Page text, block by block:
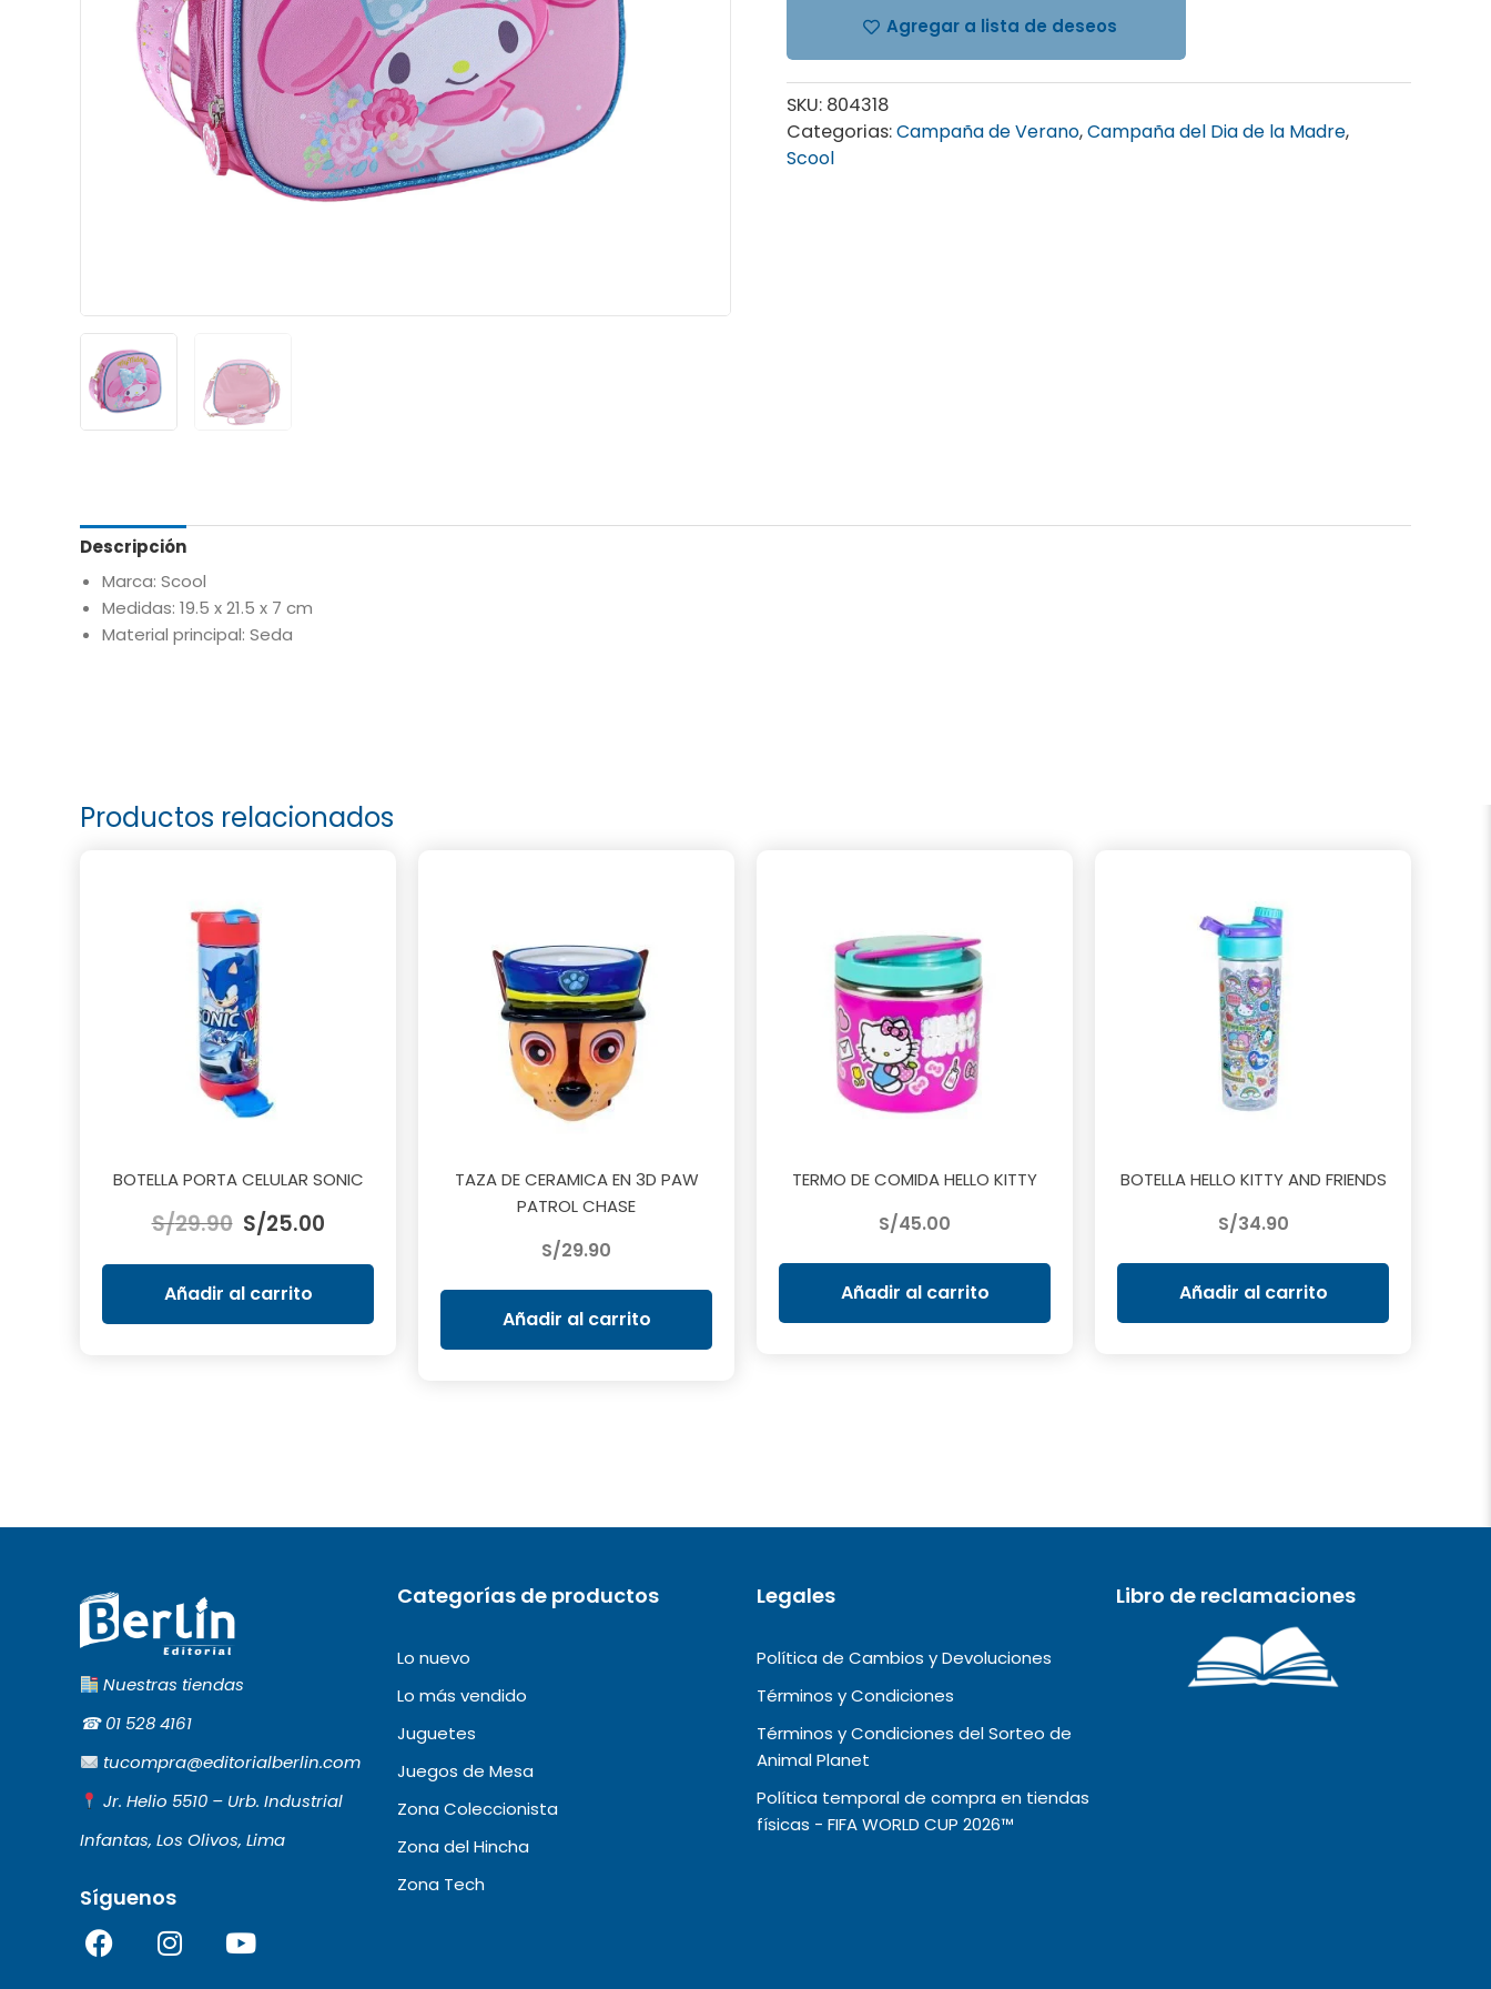
Agregar a lista de deseos
SKU: 804318
Categorias:Campaña de Verano,Campaña del Dia de la Madre,
Scool
Descripción
Marca: Scool
Medidas: 19.5 x 21.5 x 7 cm
Material principal: Seda
Productos relacionados
BOTELLA PORTA CELULAR SONIC
S/29.90 precio
original
era:
S/25.00precio
actual
S/25.00.
Añadir al carrito
TAZA DE CERAMICA EN 3D PAW
PATROL CHASE
S/29.90
Añadir al carrito
TERMO DE COMIDA HELLO KITTY
S/45.00
Añadir al carrito
BOTELLA HELLO KITTY AND FRIENDS
S/34.90
Añadir al carrito
Nuestras tiendas
☎︎01 528 4161
tucompra@editorialberlin.com
Jr. Helio 5510 – Urb. Industrial
Infantas, Los Olivos, Lima
Síguenos
F
a
I
n
Y
o
Categorías de productos
Lo nuevo
Lo más vendido
Juguetes
Juegos de Mesa
Zona Coleccionista
Zona del Hincha
Zona Tech
Legales
Política de Cambios y Devoluciones
Términos y Condiciones
Términos y Condiciones del Sorteo de
Animal Planet
Política temporal de compra en tiendas
físicas - FIFA WORLD CUP 2026™️
Libro de reclamaciones